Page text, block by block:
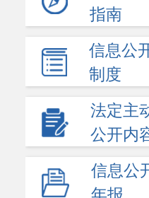
指南
信息公
制度
法定主
公开内
信息公